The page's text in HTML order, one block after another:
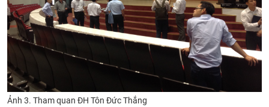
Ảnh 3. Tham quan ĐH Tôn Đức Thắng